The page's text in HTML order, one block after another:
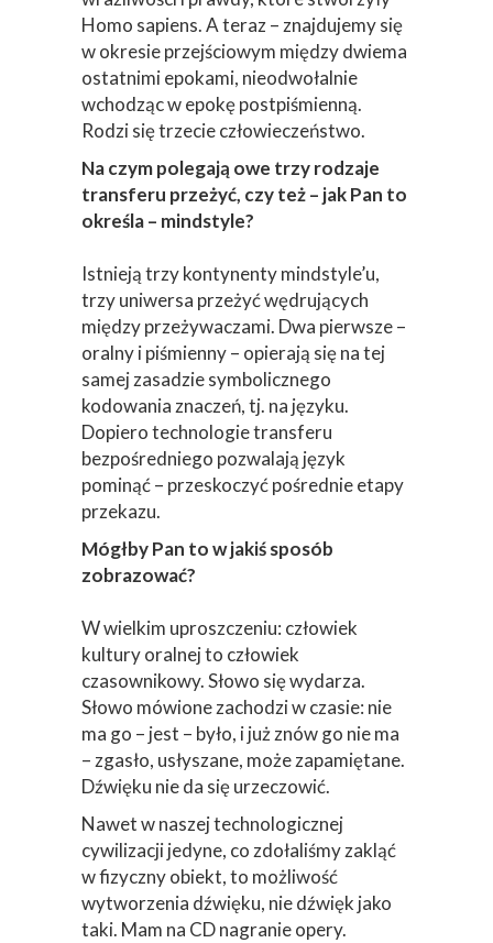
Homo sapiens. A teraz – znajdujemy się
w okresie przejściowym między dwiema
ostatnimi epokami, nieodwołalnie
wchodząc w epokę postpiśmienną.
Rodzi się trzecie człowieczeństwo.
Na czym polegają owe trzy rodzaje
transferu przeżyć, czy też – jak Pan to
określa – mindstyle?
Istnieją trzy kontynenty mindstyle’u,
trzy uniwersa przeżyć wędrujących
między przeżywaczami. Dwa pierwsze –
oralny i piśmienny – opierają się na tej
samej zasadzie symbolicznego
kodowania znaczeń, tj. na języku.
Dopiero technologie transferu
bezpośredniego pozwalają język
pominąć – przeskoczyć pośrednie etapy
przekazu.
Mógłby Pan to w jakiś sposób
zobrazować?
W wielkim uproszczeniu: człowiek
kultury oralnej to człowiek
czasownikowy. Słowo się wydarza.
Słowo mówione zachodzi w czasie: nie
ma go – jest – było, i już znów go nie ma
– zgasło, usłyszane, może zapamiętane.
Dźwięku nie da się urzeczowić.
Nawet w naszej technologicznej
cywilizacji jedyne, co zdołaliśmy zakląć
w fizyczny obiekt, to możliwość
wytworzenia dźwięku, nie dźwięk jako
taki. Mam na CD nagranie opery.